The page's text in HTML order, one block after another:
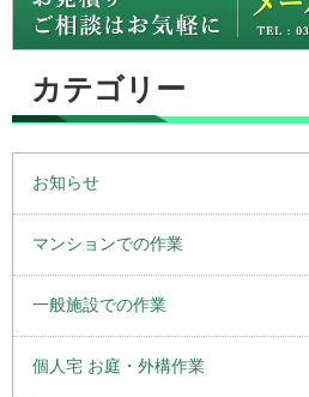
カテゴリー
お知らせ
マンションでの作業
一般施設での作業
個人宅 お庭・外構作業